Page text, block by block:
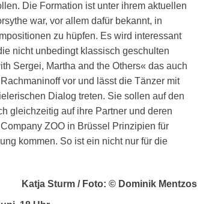
Die Formation ist unter ihrem aktuellen
war, vor allem dafür bekannt, in
zu hüpfen. Es wird interessant
nicht unbedingt klassisch geschulten
Sergei, Martha and the Others« das auch
vor und lässt die Tänzer mit
Dialog treten. Sie sollen auf den
gleichzeitig auf ihre Partner und deren
ZOO in Brüssel Prinzipien für
kommen. So ist ein nicht nur für die
Katja Sturm / Foto: © Dominik Mentzos